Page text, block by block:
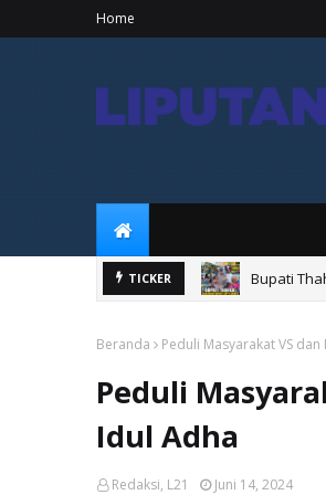
Home
TICKER Bupati
Beranda Peduli Masyarakat VS
Peduli
Idul Adha
Redaksi, L21 Juni 14, 2024